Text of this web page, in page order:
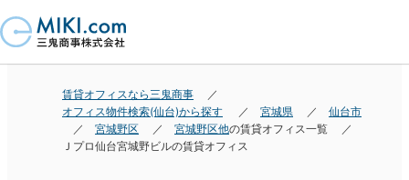
賃貸オフィスなら三鬼商事
オフィス物件検索(仙台)から探す
宮城県
仙台市
宮城野区
宮城野区他の賃貸オフィス一覧
Ｊプロ仙台宮城野ビルの賃貸オフィス